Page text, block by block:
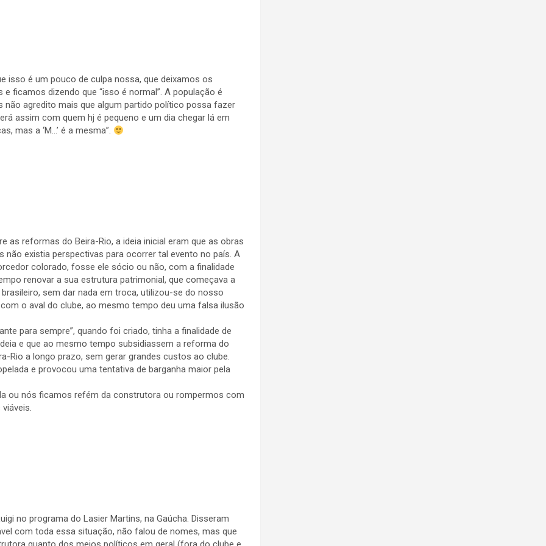
isso é um pouco de culpa nossa, que deixamos os
ficamos dizendo que “isso é normal”. A população é
não agredito mais que algum partido político possa fazer
assim com quem hj é pequeno e um dia chegar lá em
mas a ‘M…’ é a mesma”.
as reformas do Beira-Rio, a ideia inicial eram que as obras
não existia perspectivas para ocorrer tal evento no país. A
colorado, fosse ele sócio ou não, com a finalidade
renovar a sua estrutura patrimonial, que começava a
sem dar nada em troca, utilizou-se do nosso
o aval do clube, ao mesmo tempo deu uma falsa ilusão
para sempre”, quando foi criado, tinha a finalidade de
e que ao mesmo tempo subsidiassem a reforma do
Rio a longo prazo, sem gerar grandes custos ao clube.
e provocou uma tentativa de barganha maior pela
ou nós ficamos refém da construtora ou rompermos com
no programa do Lasier Martins, na Gaúcha. Disseram
com toda essa situação, não falou de nomes, mas que